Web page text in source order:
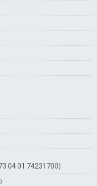
04 01 74231700)